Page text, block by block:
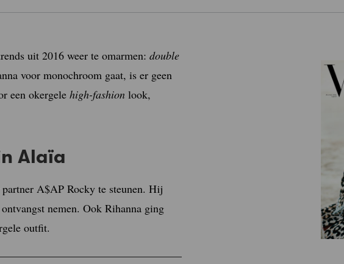
uit 2016 weer te omarmen: double
voor monochroom gaat, is er geen
een okergele high-fashion look,
Alaïa
A$AP Rocky te steunen. Hij
nemen. Ook Rihanna ging
outfit.